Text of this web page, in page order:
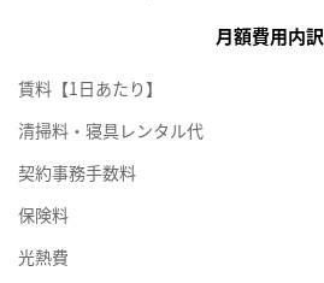
月額費用内訳
賃料【1日あたり】
清掃料・寝具レンタル代
契約事務手数料
保険料
光熱費